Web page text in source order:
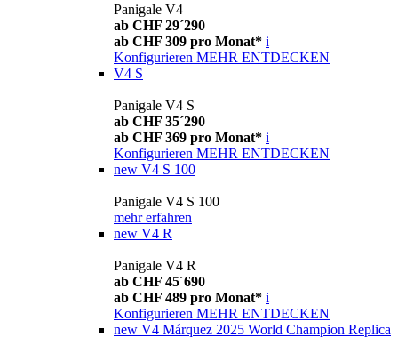
Panigale V4
ab CHF 29´290
ab CHF 309 pro Monat* i
Konfigurieren MEHR ENTDECKEN
V4 S
Panigale V4 S
ab CHF 35´290
ab CHF 369 pro Monat* i
Konfigurieren MEHR ENTDECKEN
new V4 S 100
Panigale V4 S 100
mehr erfahren
new V4 R
Panigale V4 R
ab CHF 45´690
ab CHF 489 pro Monat* i
Konfigurieren MEHR ENTDECKEN
new V4 Márquez 2025 World Champion Replica